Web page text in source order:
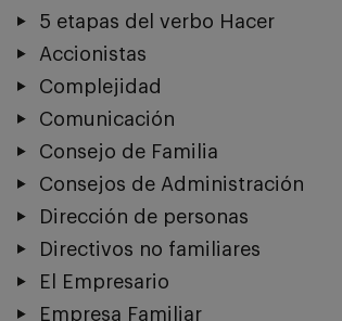
5 etapas del verbo Hacer
Accionistas
Complejidad
Comunicación
Consejo de Familia
Consejos de Administración
Dirección de personas
Directivos no familiares
El Empresario
Empresa Familiar